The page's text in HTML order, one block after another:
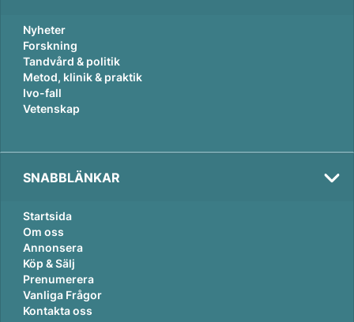
Nyheter
Forskning
Tandvård & politik
Metod, klinik & praktik
Ivo-fall
Vetenskap
SNABBLÄNKAR
Startsida
Om oss
Annonsera
Köp & Sälj
Prenumerera
Vanliga Frågor
Kontakta oss